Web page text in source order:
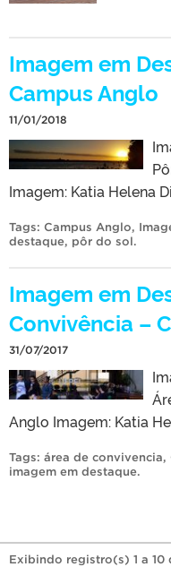
Imagem em
Campus Anglo
11/01/2018
Imagem: Katia Helena
Tags: Campus Anglo,
destaque, pôr do sol.
Imagem em
Convivência –
31/07/2017
Anglo Imagem: Katia
Tags: área de convivencia,
imagem em destaque.
Exibindo registro(s) 1 a